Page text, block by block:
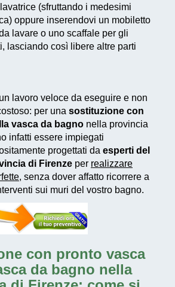
(sfruttando i medesimi
oppure inserendovi un mobiletto
lavare o uno scaffale per gli
lasciando così libere altre parti
lavoro veloce da eseguire e non
: per una sostituzione con
vasca da bagno nella provincia
infatti essere impiegati
progettati da esperti del
di Firenze per realizzare
, senza dover affatto ricorrere a
sui muri del vostro bagno.
con pronto vasca
da bagno nella